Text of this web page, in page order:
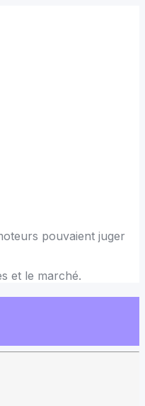
pouvaient juger
et le marché.